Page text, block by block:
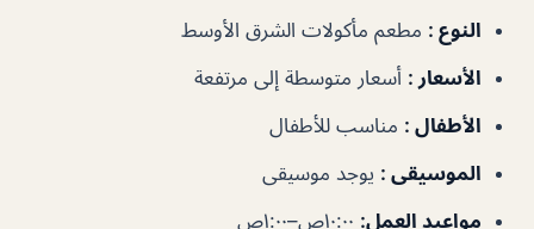
النوع : مطعم مأكولات الشرق الأوسط
الأسعار : أسعار متوسطة إلى مرتفعة
الأطفال : مناسب للأطفال
الموسيقى : يوجد موسيقى
مواعيد العمل: